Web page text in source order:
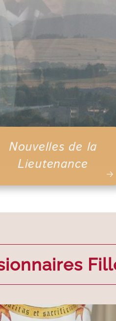
Nouvelles de la
Lieutenance